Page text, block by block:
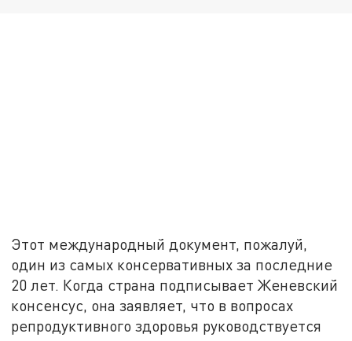
Этот международный документ, пожалуй,
один из самых консервативных за последние
20 лет. Когда страна подписывает Женевский
консенсус, она заявляет, что в вопросах
репродуктивного здоровья руководствуется